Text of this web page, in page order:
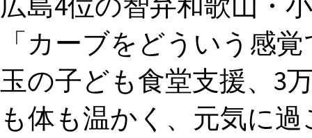
「カーブをどういう感
玉の子ども食堂支援、3
も体も温かく、元気に